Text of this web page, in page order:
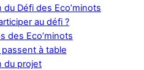
Défi des Eco’minots
au défi ?
des Eco’minots
à table
du projet